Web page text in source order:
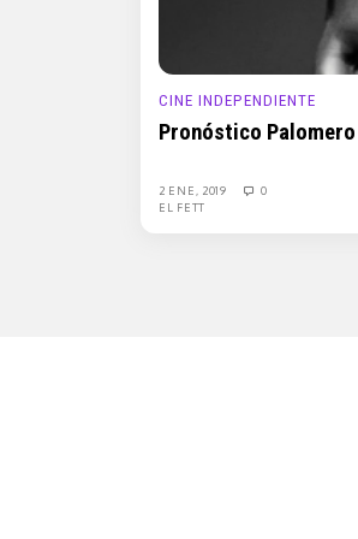
CINE INDEPENDIENTE
Pronóstico
2 ENE, 2019
0
EL FETT